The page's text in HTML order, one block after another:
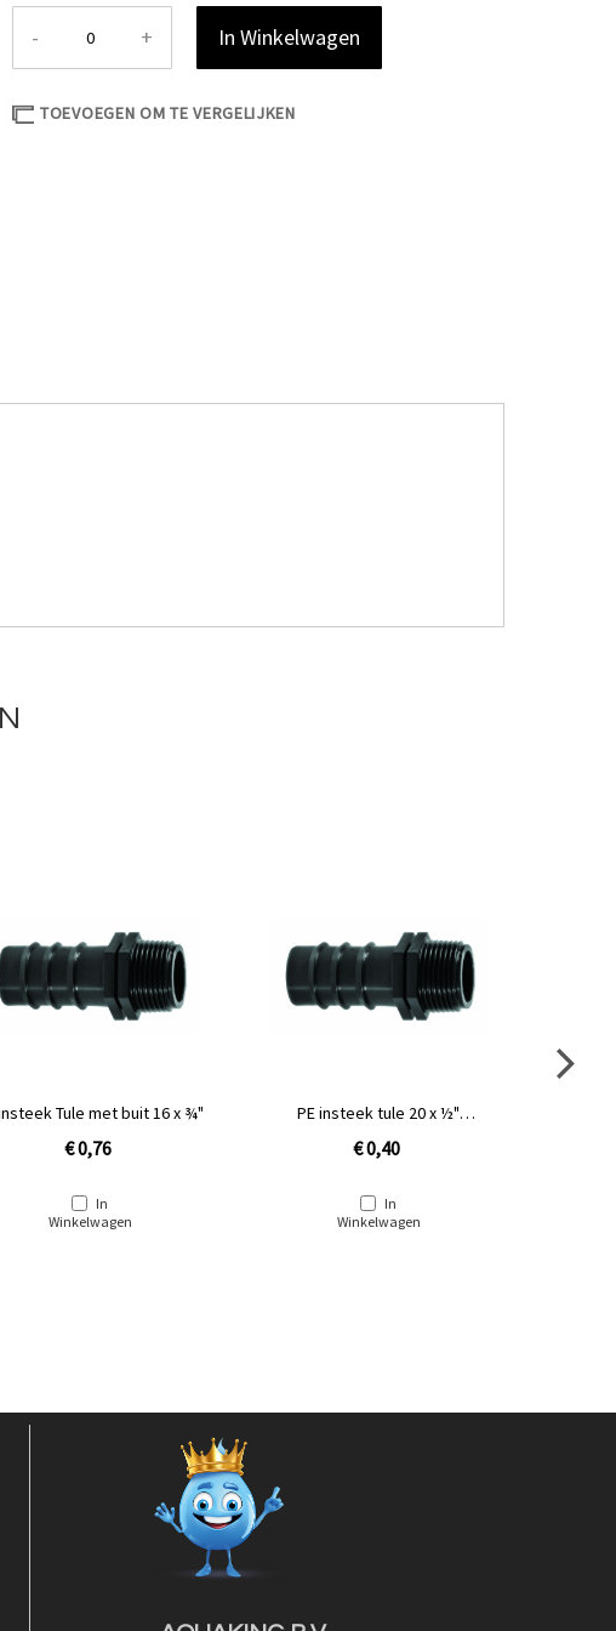
- + In Winkelwagen
TOEVOEGEN OM TE VERGELIJKEN
Tule met buit 16 x ¾"
€ 0,76
In
Winkelwagen
PE insteek tule 20 x ½"
€ 0,40
In
Winkelwagen